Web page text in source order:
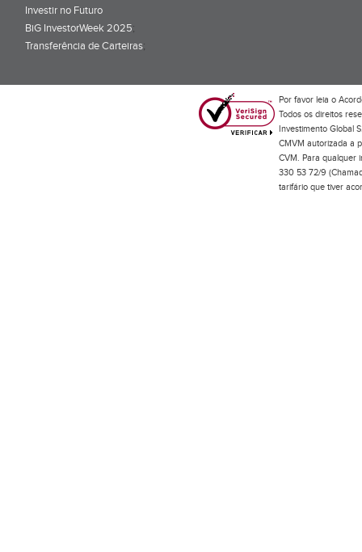
Investir no Futuro
BiG InvestorWeek 2025;
Transferência de Carteiras;
Por favor leia o
Todos os direitos
Investimento Global
CMVM autorizada a
CVM. Para qualquer
330 53 72/9
tarifário que tiver